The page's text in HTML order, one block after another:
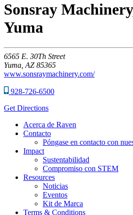
Sonsray
Yuma
6565 E. 30Th Street
Yuma, AZ 85365
www.sonsraymachinery.com/
928-726-6500
Get Directions
Acerca de Raven
Contacto
Póngase en contacto con
Impact
Sustentabilidad
Compromiso con STEM
Resources
Noticias
Eventos
Kit de Marca
Terms & Conditions